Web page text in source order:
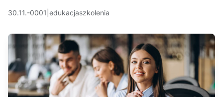
30.11.-0001 edukacjaszkolenia